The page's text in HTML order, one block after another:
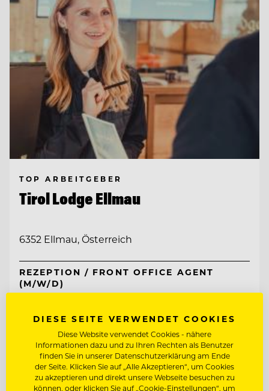
TOP ARBEITGEBER
Tirol Lodge Ellmau
6352 Ellmau, Österreich
REZEPTION / FRONT OFFICE AGENT
(M/W/D)
Entdecke alle Jobs
DIESE SEITE VERWENDET COOKIES
Diese Website verwendet Cookies - nähere
Informationen dazu und zu Ihren Rechten als Benutzer
finden Sie in unserer Datenschutzerklärung am Ende
der Seite. Klicken Sie auf „Alle Akzeptieren“, um Cookies
zu akzeptieren und direkt unsere Webseite besuchen zu
können, oder klicken Sie auf „Cookie-Einstellungen“, um